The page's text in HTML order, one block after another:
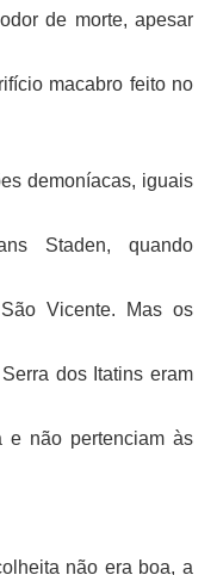
de morte, apesar
macabro feito no
demoníacas, iguais
Staden, quando
Vicente. Mas os
dos Itatins eram
e não pertenciam às
não era boa, a